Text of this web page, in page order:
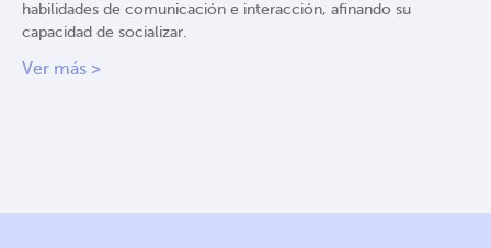
habilidades de comunicación e interacción, afinando su
capacidad de socializar.
Ver más >